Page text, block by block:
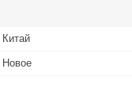
Китай
Новое